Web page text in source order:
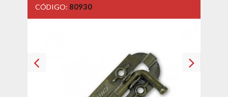
CÓDIGO: 80930